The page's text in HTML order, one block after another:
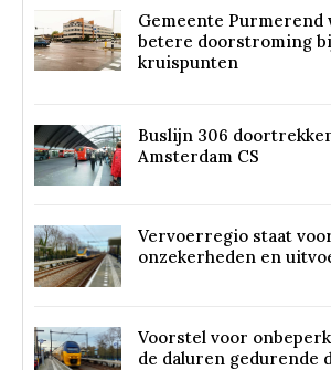
Gemeente Purmerend
betere doorstroming
kruispunten
Buslijn 306
Amsterdam CS
Vervoerregio staat
onzekerheden en
Voorstel voor
de daluren gedurende